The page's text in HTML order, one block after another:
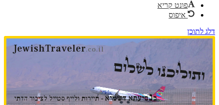
פונט קריא
איפוס
דלג לתוכן
JewishTraveler.co.il
ותוליכנו לשלום
בנסיעתא דשמיא- תיירות ולייף סטייל לציבור הדתי